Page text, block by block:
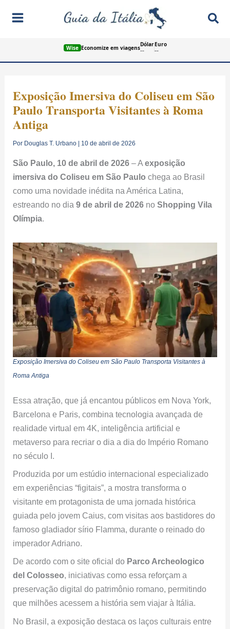
para
Wise Economize em viagensDólar
--
Euro
--
Exposição Imersiva do Coliseu em São
Paulo Transporta Visitantes à Roma
Antiga
Por Douglas T. Urbano | 10 de abril de 2026
São Paulo, 10 de abril de 2026 – Aexposição
imersiva do Coliseu em São Paulo chega ao Brasil
como uma novidade inédita na América Latina,
estreando no dia9 de abril de 2026 noShopping Vila
Olímpia.
Exposição Imersiva do Coliseu em São Paulo Transporta Visitantes à
Roma Antiga
Essa atração, que já encantou públicos em Nova York,
Barcelona e Paris, combina tecnologia avançada de
realidade virtual em 4K, inteligência artificial e
metaverso para recriar o dia a dia do Império Romano
no século I.
Produzida por um estúdio internacional especializado
em experiências “figitais”, a mostra transforma o
visitante em protagonista de uma jornada histórica
guiada pelo jovem Caius, com visitas aos bastidores do
famoso gladiador sírio Flamma, durante o reinado do
imperador Adriano.
De acordo com o site oficial do Parco Archeologico
del Colosseo, iniciativas como essa reforçam a
preservação digital do patrimônio romano, permitindo
que milhões acessem a história sem viajar à Itália.
No Brasil, a exposição destaca os laços culturais entre